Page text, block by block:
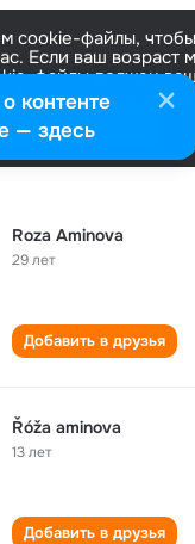
cookie-файлы,
Если ваш возраст
файлы должен
Больше
Настроить
Roza Aminova
29 лет
Добавить в друзья
Řóža aminova
13 лет
Добавить в друзья
контенте
— здесь